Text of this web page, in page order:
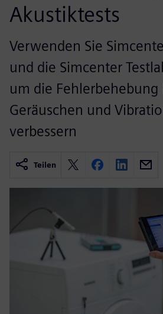
Akustiktests
Verwenden Sie
und die Simcenter
um die Fehlerbehebung
Geräuschen und
verbessern
Teilen